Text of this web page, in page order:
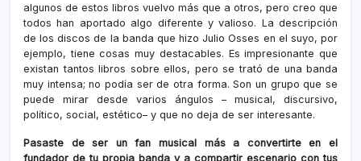
algunos de estos libros vuelvo más que a otros, pero creo que
todos han aportado algo diferente y valioso. La descripción
de los discos de la banda que hizo Julio Osses en el suyo, por
ejemplo, tiene cosas muy destacables. Es impresionante que
existan tantos libros sobre ellos, pero se trató de una banda
muy intensa; no podía ser de otra forma. Son un grupo que se
puede mirar desde varios ángulos – musical, discursivo,
político, social, estético– y que no deja de ser interesante.
Pasaste de ser un fan musical más a convertirte en el
fundador de tu propia banda y a compartir escenario con tus